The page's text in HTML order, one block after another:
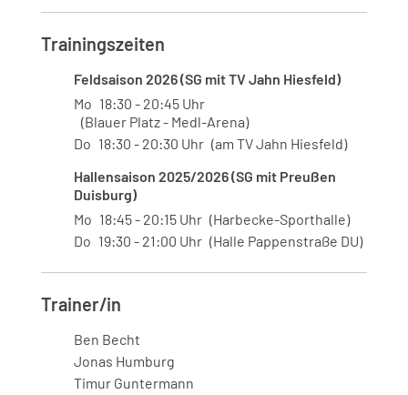
Trainingszeiten
Feldsaison 2026 (SG mit TV Jahn Hiesfeld)
Mo 18:30 20:45Uhr
Blauer Platz - Medl-Arena
Do 18:30 20:30 Uhr
am TV Jahn Hiesfeld
Hallensaison 2025/2026 (SG mit Preußen
Duisburg)
Mo 18:45 20:15Uhr
Harbecke-Sporthalle
Do 19:30 21:00 Uhr Halle Pappenstraße DU
Trainer/in
Ben Becht
Jonas Humburg
Timur Guntermann